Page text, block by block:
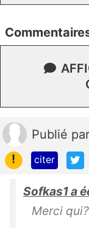
Publié par
!
citer
Sofkas1 a
Merci qui?